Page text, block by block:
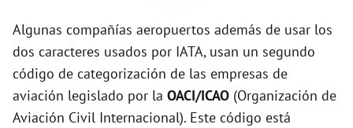
Algunas compañías aeropuertos además de usar los
dos caracteres usados por IATA, usan un segundo
código de categorización de las empresas de
aviación legislado por la OACI/ICAO (Organización de
Aviación Civil Internacional). Este código está